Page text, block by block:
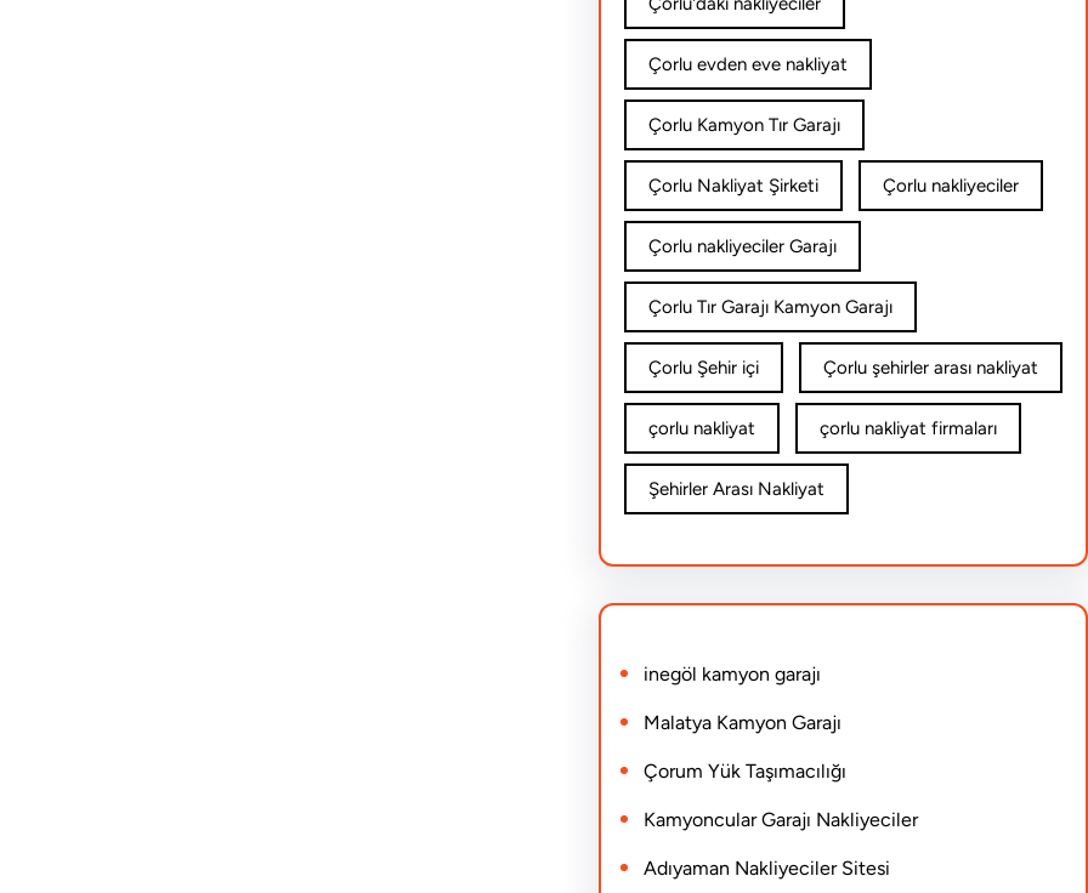
Çorlu evden eve nakliyat
Çorlu Kamyon Tır Garajı
Çorlu Nakliyat Şirketi Çorlu nakliyeciler
Çorlu nakliyeciler Garajı
Çorlu Tır Garajı Kamyon Garajı
Çorlu Şehir içi Çorlu şehirler arası nakliyat
çorlu nakliyat çorlu nakliyat firmaları
Şehirler Arası Nakliyat
inegöl kamyon garajı
Malatya Kamyon Garajı
Çorum Yük Taşımacılığı
Kamyoncular Garajı Nakliyeciler
Adıyaman Nakliyeciler Sitesi